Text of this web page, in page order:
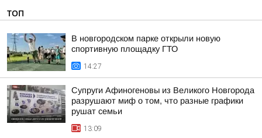
ТОП
В новгородском парке открыли новую
спортивную площадку ГТО
14:27
Супруги Афиногеновы из Великого Новгорода
разрушают миф о том, что разные графики
рушат семьи
13:09